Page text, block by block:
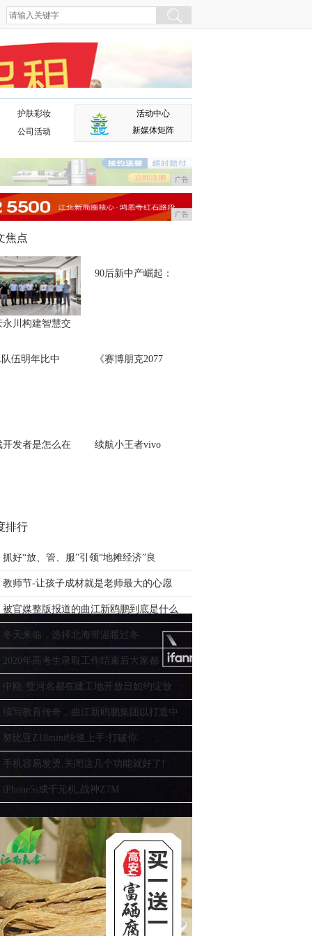
护肤彩妆
公司活动
活动中心
新媒体矩阵
广告
广告
焦点
永川构建智慧交
90后新中产崛起：
伍明年比中 《赛博朋克2077
开发者是怎么在 续航小王者vivo
排行
抓好“放、管、服”引领“地摊经济”良
教师节-让孩子成材就是老师最大的心愿
被官媒整版报道的曲江新鸥鹏到底是什么
冬天来临，选择北海带温暖过冬
2020年高考生录取工作结束后大家都
中瓯·璧河名都在建工地开放日如约绽放
续写教育传奇，曲江新鸥鹏集团以打造中
努比亚Z18mini快速上手:打破你
手机容易发烫,关闭这几个功能就好了!
iPhone5s成千元机,战神Z7M